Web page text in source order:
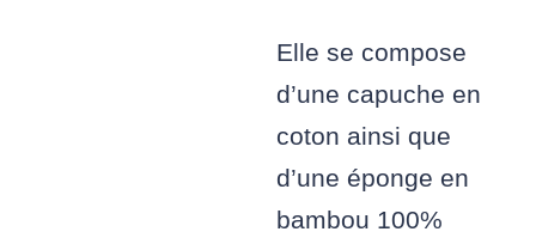
Elle se compose
d’une capuche en
coton ainsi que
d’une éponge en
bambou 100%